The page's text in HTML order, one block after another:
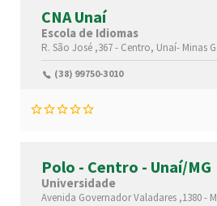
CNA Unaí
Escola de Idiomas
R. São José ,367 - Centro, Unaí- Minas
(38) 99750-3010
Polo - Centro - Unaí/MG
Universidade
Avenida Governador Valadares ,1380 -